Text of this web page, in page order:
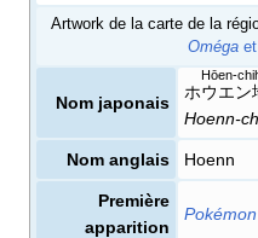
Artwork de la carte de la
Omégaet
Nom japonais
ホウエン
Hōen-
Hoenn-
Nom anglais Hoenn
Première
apparition